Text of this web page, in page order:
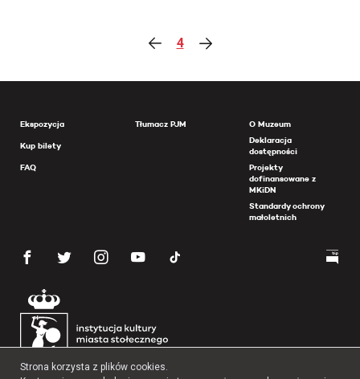
4
Ekspozycja
Kup bilety
FAQ
Tłumacz PJM
O Muzeum
Deklaracja
dostępności
Projekty
dofinansowane z
MKiDN
Standardy ochrony
małoletnich
Strona korzysta z plików cookies.